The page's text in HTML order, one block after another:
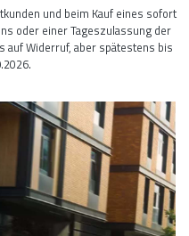
und beim Kauf eines sofort
oder einer Tageszulassung der
auf Widerruf, aber spätestens bis